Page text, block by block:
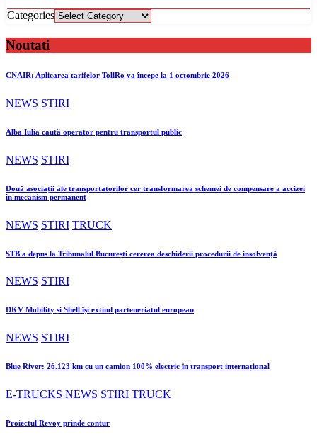
Categories
Noutati
CNAIR: Aplicarea tarifelor TollRo va începe la 1 octombrie 2026
NEWS STIRI
Alba Iulia caută operator pentru transportul public
NEWS STIRI
Două asociații ale transportatorilor cer transformarea schemei de compensare a accizei
în mecanism permanent
NEWS STIRI TRUCK
STB a depus la Tribunalul București cererea deschiderii procedurii de insolvență
NEWS STIRI
DKV Mobility și Shell își extind parteneriatul european
NEWS STIRI
Blue River: 26.123 km cu un camion 100% electric în transport internațional
E-TRUCKS NEWS STIRI TRUCK
Proiectul Revoy prinde contur